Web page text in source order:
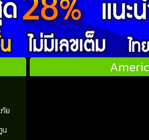
ย
น